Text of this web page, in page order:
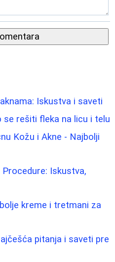
Iskustva i saveti
se rešiti fleka na licu i telu
Kožu i Akne - Najbolji
Iskustva,
kreme i tretmani za
pitanja i saveti pre